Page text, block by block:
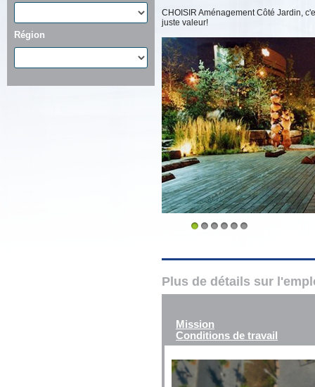
Région
CHOISIR Aménagement Côté Jardin,
juste valeur!
Plus de détails sur
Mission
Conditions de travail